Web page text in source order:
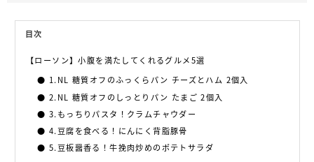
目次
【ローソン】小腹を満たしてくれるグルメ5選
1.NL 糖質オフのふっくらパン チーズとハム 2個入
2.NL 糖質オフのしっとりパン たまご 2個入
3.もっちりパスタ！クラムチャウダー
4.豆腐を食べる！にんにく背脂豚骨
5.豆板醤香る！牛挽肉炒めのポテトサラダ